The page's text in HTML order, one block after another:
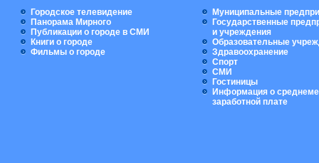
Городское телевидение
Панорама Мирного
Публикации о городе в СМИ
Книги о городе
Фильмы о городе
Муниципальные
Государственные
и учреждения
Образовательные
Здравоохранение
Спорт
СМИ
Гостиницы
Информация о
заработной плате